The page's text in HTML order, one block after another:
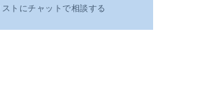
トにチャットで相談する